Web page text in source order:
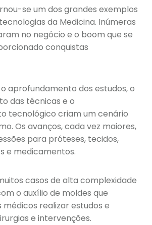
se um dos grandes exemplos
da Medicina. Inúmeras
no negócio e o boom que se
conquistas
aprofundamento dos estudos, o
das técnicas e o
tecnológico criam um cenário
Os avanços, cada vez maiores,
para próteses, tecidos,
e medicamentos.
casos de alta complexidade
o auxílio de moldes que
médicos realizar estudos e
e intervenções.